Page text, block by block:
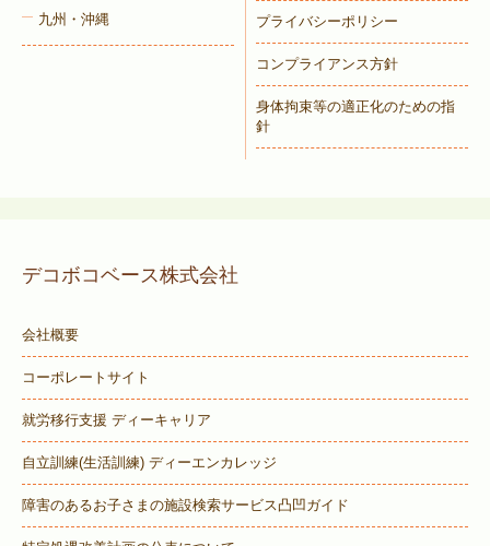
九州・沖縄
プライバシーポリシー
コンプライアンス方針
身体拘束等の適正化のための指
針
デコボコベース株式会社
会社概要
コーポレートサイト
就労移行支援 ディーキャリア
自立訓練(生活訓練) ディーエンカレッジ
障害のあるお子さまの施設検索サービス凸凹ガイド